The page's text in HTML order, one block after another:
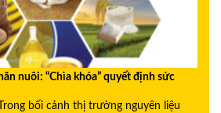
nuôi: “Chìa khóa” quyết định sức
bối cảnh thị trường nguyên liệu